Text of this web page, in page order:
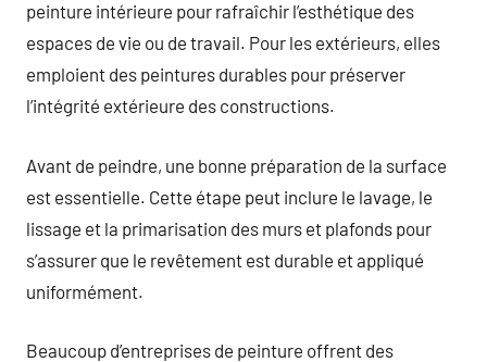
peinture intérieure pour rafraîchir l’esthétique des
espaces de vie ou de travail. Pour les extérieurs, elles
emploient des peintures durables pour préserver
l’intégrité extérieure des constructions.
Avant de peindre, une bonne préparation de la surface
est essentielle. Cette étape peut inclure le lavage, le
lissage et la primarisation des murs et plafonds pour
s’assurer que le revêtement est durable et appliqué
uniformément.
Beaucoup d’entreprises de peinture offrent des